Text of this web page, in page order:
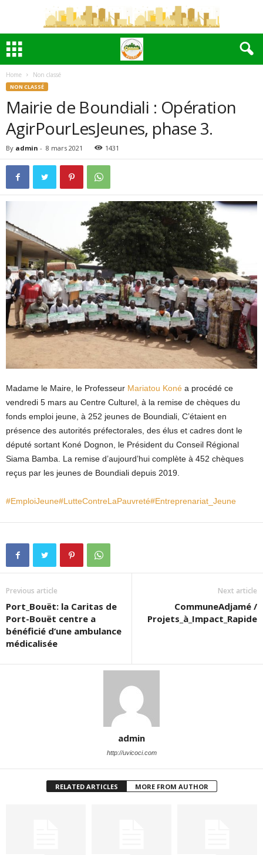
Home Non classé
NON CLASSÉ
Mairie de Boundiali : Opération
AgirPourLesJeunes, phase 3.
By admin - 8 mars 2021 1431
Madame le Maire, le Professeur Mariatou Koné a procédé ce
vendredi 5 mars au Centre Culturel, à la remise de chèques du
fonds emploi jeune, à 252 jeunes de Boundiali, C’étaient en
présence des autorités préfectorales, des élus et cadres dont le
député sortant Koné Dognon, le Président du Conseil Régional
Siama Bamba. La remise d’aujourd’hui complète à 452 chèques
reçus par les jeunes de Boundiali depuis 2019.
#EmploiJeune#LutteContreLaPauvreté#Entreprenariat_Jeune
Previous article
Port_Bouët: la Caritas de
Port-Bouët centre a
bénéficié d’une ambulance
médicalisée
Next article
CommuneAdjamé /
Projets_à_Impact_Rapide
admin
http://uvicoci.com
RELATED ARTICLES MORE FROM AUTHOR